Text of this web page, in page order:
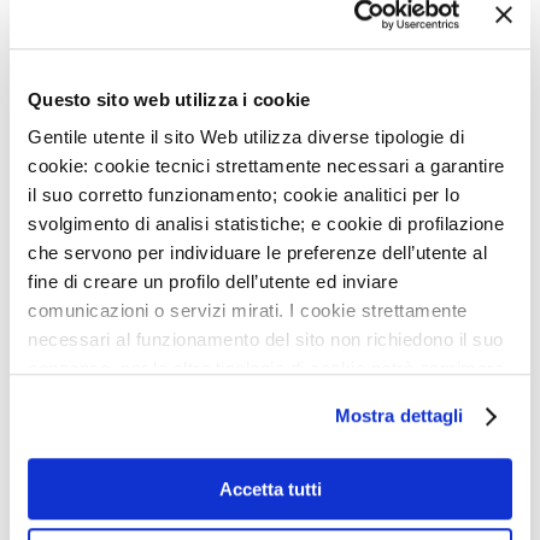
Questo sito web utilizza i cookie
Gentile utente il sito Web utilizza diverse tipologie di
cookie: cookie tecnici strettamente necessari a garantire
il suo corretto funzionamento; cookie analitici per lo
svolgimento di analisi statistiche; e cookie di profilazione
che servono per individuare le preferenze dell’utente al
fine di creare un profilo dell’utente ed inviare
comunicazioni o servizi mirati. I cookie strettamente
necessari al funzionamento del sito non richiedono il suo
Qualora non volesse esprimere preferenze può chiudere
il banner cliccando sul tasto x; in tal caso potranno
essere utilizzati solo i cookie strettamente necessari al
funzionamento del sito. Per “Maggiori Informazioni” la
Mostra dettagli
Accetta tutti
ai partecipanti che hanno reso possibile questa giornata ricca
di contenuti, scambio e progettualità, oltre che a tutto il team
conferma l’importanza di creare spazi di formazione e dialogo
tra professionisti, con l’obiettivo comune di migliorare la
IEO E MONZINO, MODELLI DI OSPEDALI GREEN IN
DIVENTA VOLONTARIO SOTTOVOCE: UN GESTO CHE